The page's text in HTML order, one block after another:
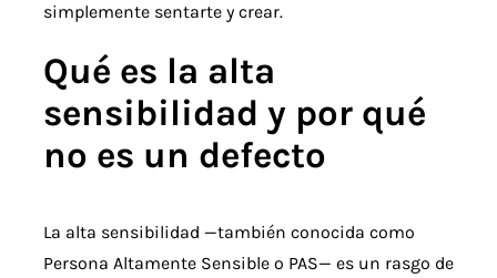
simplemente sentarte y crear.
Qué es la alta
sensibilidad y por qué
no es un defecto
La alta sensibilidad —también conocida como
Persona Altamente Sensible o PAS— es un rasgo de